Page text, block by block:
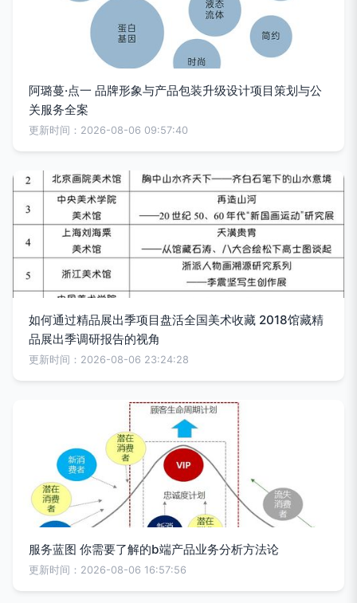
阿璐蔓·点一 品牌形象与产品包装升级设计项目策划与公
关服务全案
更新时间：2026-08-06 09:57:40
如何通过精品展出季项目盘活全国美术收藏 2018馆藏精
品展出季调研报告的视角
更新时间：2026-08-06 23:24:28
服务蓝图 你需要了解的b端产品业务分析方法论
更新时间：2026-08-06 16:57:56